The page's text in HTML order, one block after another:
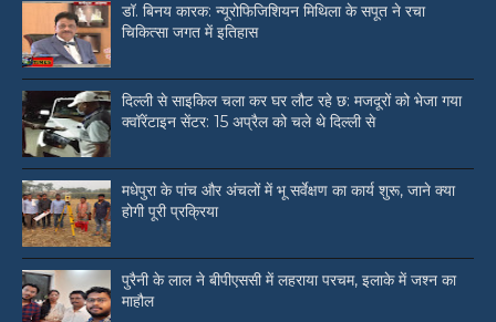
डॉ. बिनय कारक: न्यूरोफिजिशियन मिथिला के सपूत ने रचा
चिकित्सा जगत में इतिहास
दिल्ली से साइकिल चला कर घर लौट रहे छ: मजदूरों को भेजा गया
क्वॉरेंटाइन सेंटर: 15 अप्रैल को चले थे दिल्ली से
मधेपुरा के पांच और अंचलों में भू सर्वेक्षण का कार्य शुरू, जाने क्या
होगी पूरी प्रक्रिया
पुरैनी के लाल ने बीपीएससी में लहराया परचम, इलाके में जश्न का
माहौल